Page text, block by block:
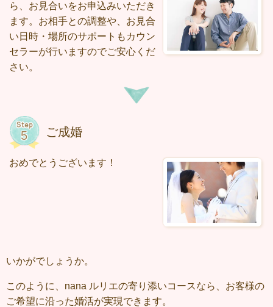
ら、お見合いをお申込みいただき
ます。お相手との調整や、お見合
い日時・場所のサポートもカウン
セラーが行いますのでご安心くだ
さい。
ご成婚
おめでとうございます！
いかがでしょうか。
このように、nana ルリエの寄り添いコースなら、お客様の
ご希望に沿った婚活が実現できます。